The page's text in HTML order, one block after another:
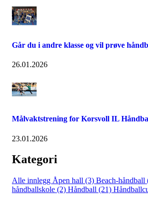
Går du i andre klasse og vil prøve
26.01.2026
Målvaktstrening for Korsvoll IL
23.01.2026
Kategori
Alle innlegg Åpen hall (3) Beach-håndball
håndballskole (2) Håndball (21)